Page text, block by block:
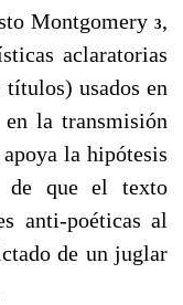
Montgomery 3,
aclaratorias
usados en
la transmisión
la hipótesis
de que el texto
anti-poéticas al
de un juglar